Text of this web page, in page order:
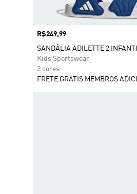
Preço
R$249,99
SANDÁLIA ADILETTE 2
Kids Sportswear
2 cores
FRETE GRÁTIS MEMBROS